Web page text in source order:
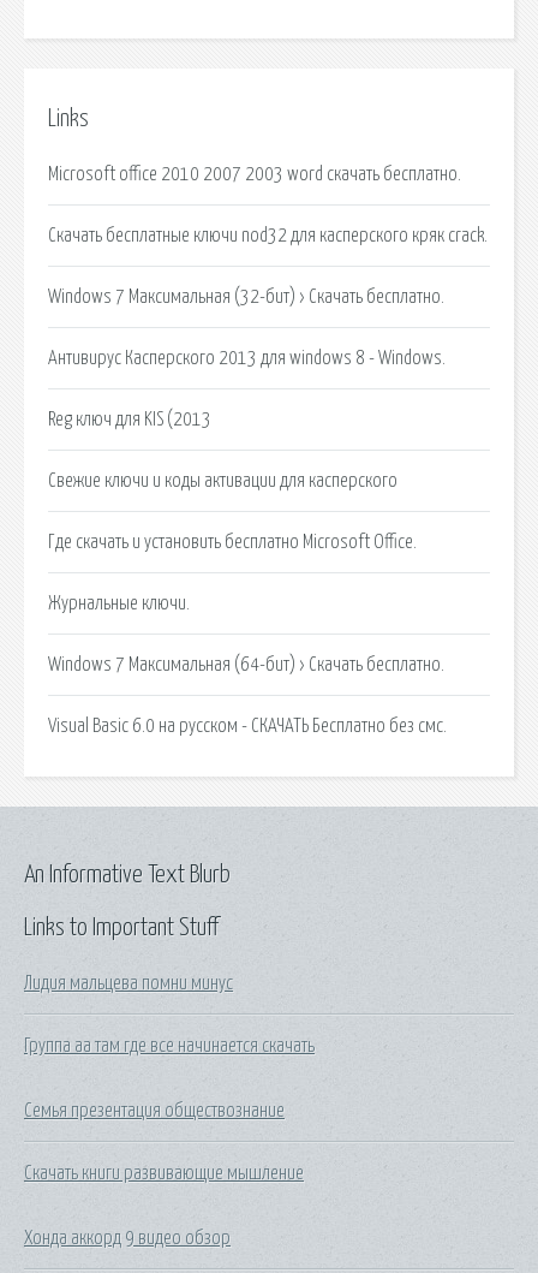
Links
Microsoft office 2010 2007 2003 word скачать бесплатно.
Скачать бесплатные ключи nod32 для касперского кряк crack.
Windows 7 Максимальная (32-бит) › Скачать бесплатно.
Антивирус Касперского 2013 для windows 8 - Windows.
Reg ключ для KIS (2013
Свежие ключи и коды активации для касперского
Где скачать и установить бесплатно Microsoft Office.
Журнальные ключи.
Windows 7 Максимальная (64-бит) › Скачать бесплатно.
Visual Basic 6.0 на русском - СКАЧАТЬ Бесплатно без смс.
Links to Important Stuff
Лидия мальцева помни минус
Группа аа там где все начинается скачать
Семья презентация обществознание
Скачать книги развивающие мышление
Хонда аккорд 9 видео обзор
An Informative Text Blurb